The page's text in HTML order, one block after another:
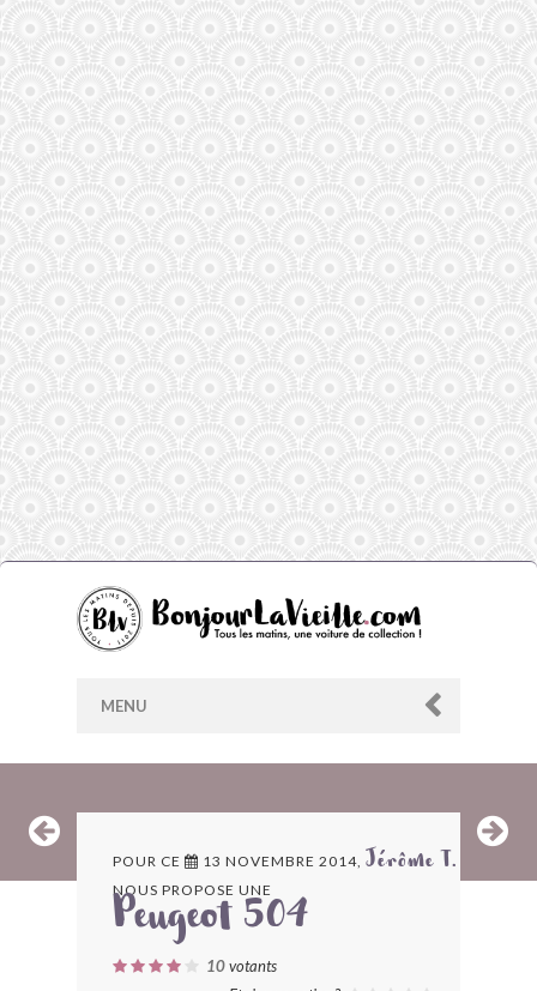
MENU
ARCHIVES
LES CONTRIBUTEURS
POUR CE 13 NOVEMBRE 2014, Jérôme T.
NOUS PROPOSE UNE
Peugeot 504
10votants